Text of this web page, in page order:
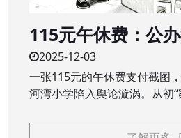
115元午休费：公
账”不能是“糊涂账”
2025-12-03
一张115元的午休费支付截图
河湾小学陷入舆论漩涡。从初
这场看似不大的争议，触碰了